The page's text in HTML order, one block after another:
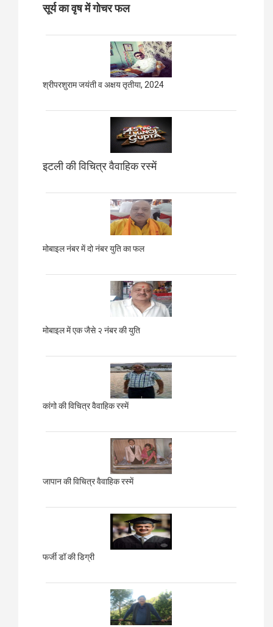
सूर्य का वृष में गोचर फल
श्रीपरशुराम जयंती व अक्षय तृतीया, 2024
इटली की विचित्र वैवाहिक रस्में
मोबाइल नंबर में दो नंबर युति का फल
मोबाइल में एक जैसे २ नंबर की युति
कांगो की विचित्र वैवाहिक रस्में
जापान की विचित्र वैवाहिक रस्में
फर्जी डॉ की डिग्री